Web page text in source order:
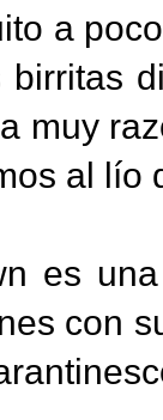
a
birritas
muy
al lío
es
con